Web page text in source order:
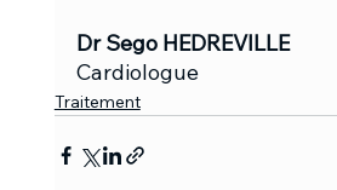
Dr Sego HEDREVILLE
Cardiologue
Traitement